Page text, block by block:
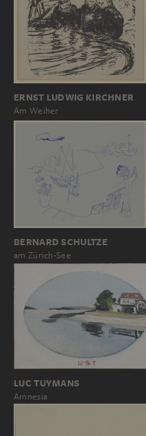
ERNST LUDWIG KIRCHNER
Am Weiher
BERNARD SCHULTZE
am Zürich-See
LUC TUYMANS
Amnesia